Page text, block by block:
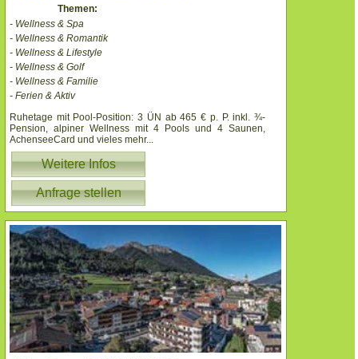
Themen:
- Wellness & Spa
- Wellness & Romantik
- Wellness & Lifestyle
- Wellness & Golf
- Wellness & Familie
- Ferien & Aktiv
Ruhetage mit Pool-Position: 3 ÜN ab 465 € p. P. inkl. ¾-
Pension, alpiner Wellness mit 4 Pools und 4 Saunen,
AchenseeCard und vieles mehr...
Weitere Infos
Anfrage stellen